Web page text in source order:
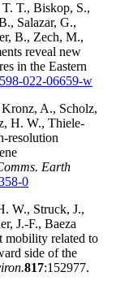
T., Biskop, S.,
Salazar, G.,
B., Zech, M.,
reveal new
in the Eastern
022-06659-w
A., Scholz,
H. W., Thiele-
resolution
Earth
0
W., Struck, J.,
J.-F., Baeza
mobility related to
side of the
817:152977.